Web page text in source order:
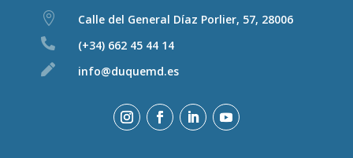
 Calle del General Díaz Porlier, 57, 28006
 (+34) 662 45 44 14
 info@duquemd.es